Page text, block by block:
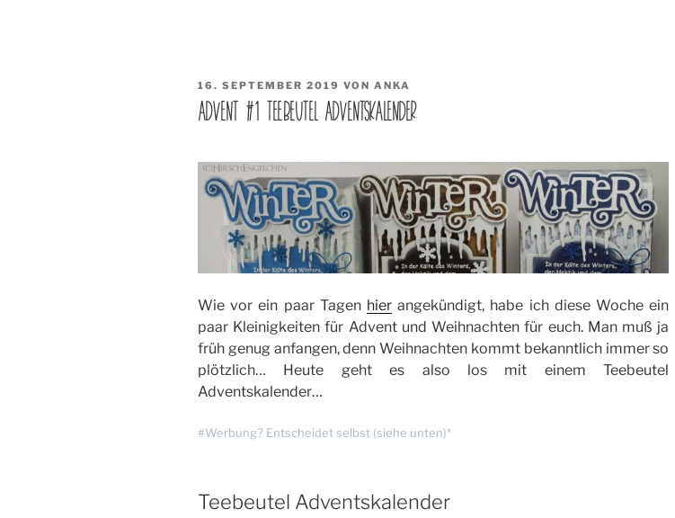
VERÖFFENTLICHT
AM
16. SEPTEMBER 2019 VON ANKA
ADVENT #1 TEEBEUTEL ADVENTSKALENDER
Wie vor ein paar Tagen hier angekündigt, habe ich diese Woche ein
paar Kleinigkeiten für Advent und Weihnachten für euch. Man muß ja
früh genug anfangen, denn Weihnachten kommt bekanntlich immer so
plötzlich… Heute geht es also los mit einem Teebeutel
Adventskalender…
#Werbung? Entscheidet selbst (siehe unten)*
Teebeutel Adventskalender